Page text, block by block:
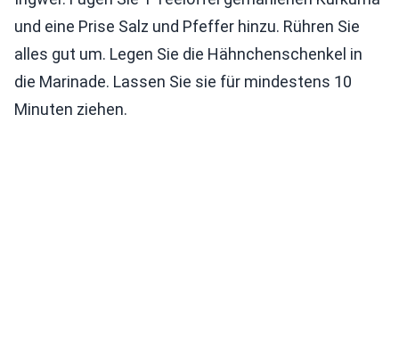
und eine Prise Salz und Pfeffer hinzu. Rühren Sie
alles gut um. Legen Sie die Hähnchenschenkel in
die Marinade. Lassen Sie sie für mindestens 10
Minuten ziehen.